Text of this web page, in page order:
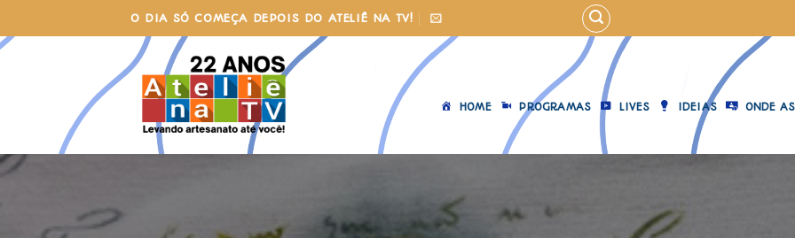
to
content
O DIA SÓ COMEÇA DEPOIS DO ATELIÊ NA TV!
HOME PROGRAMAS LIVES IDEIAS ONDE